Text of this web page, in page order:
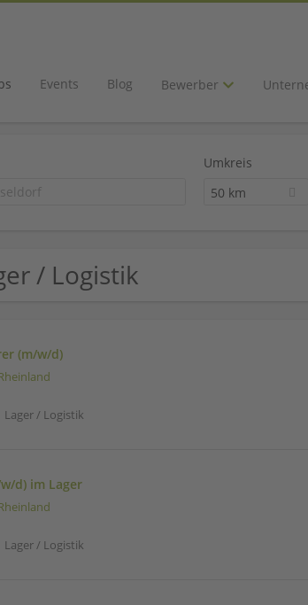
Events Blog Bewerber
Umkreis
50 km
/ Logistik
(m/w/d)
/ Logistik
d) im Lager
/ Logistik